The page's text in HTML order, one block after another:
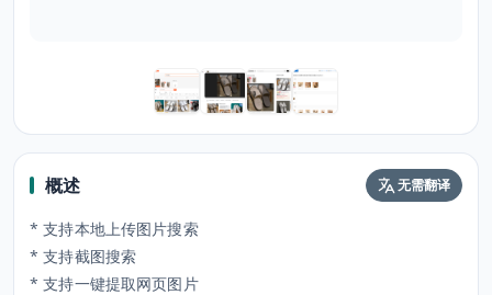
概述 无需翻译
* 支持本地上传图片搜索
* 支持截图搜索
* 支持一键提取网页图片